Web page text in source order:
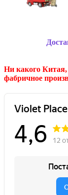
Ни какого
фабричное